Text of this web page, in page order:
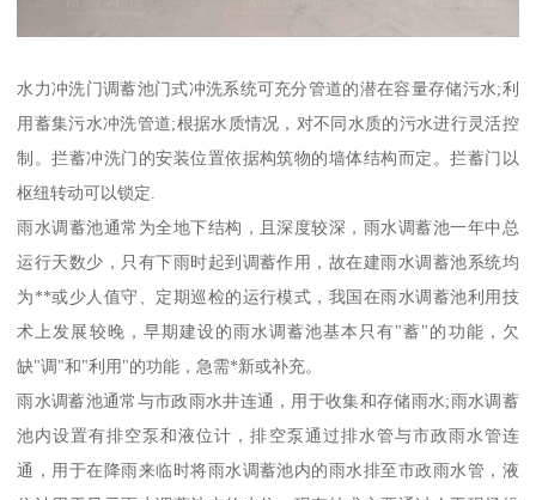
水力冲洗门调蓄池门式冲洗系统可充分管道的潜在容量存储污水;利
用蓄集污水冲洗管道;根据水质情况，对不同水质的污水进行灵活控
制。拦蓄冲洗门的安装位置依据构筑物的墙体结构而定。拦蓄门以
枢纽转动可以锁定.
雨水调蓄池通常为全地下结构，且深度较深，雨水调蓄池一年中总
运行天数少，只有下雨时起到调蓄作用，故在建雨水调蓄池系统均
为**或少人值守、定期巡检的运行模式，我国在雨水调蓄池利用技
术上发展较晚，早期建设的雨水调蓄池基本只有"蓄"的功能，欠
缺"调"和"利用"的功能，急需*新或补充。
雨水调蓄池通常与市政雨水井连通，用于收集和存储雨水;雨水调蓄
池内设置有排空泵和液位计，排空泵通过排水管与市政雨水管连
通，用于在降雨来临时将雨水调蓄池内的雨水排至市政雨水管，液